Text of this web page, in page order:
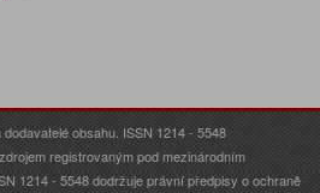
obsahu. ISSN 1214 - 5548
registrovaným pod mezinárodním
1214 - 5548 dodržuje právní předpisy o ochraně